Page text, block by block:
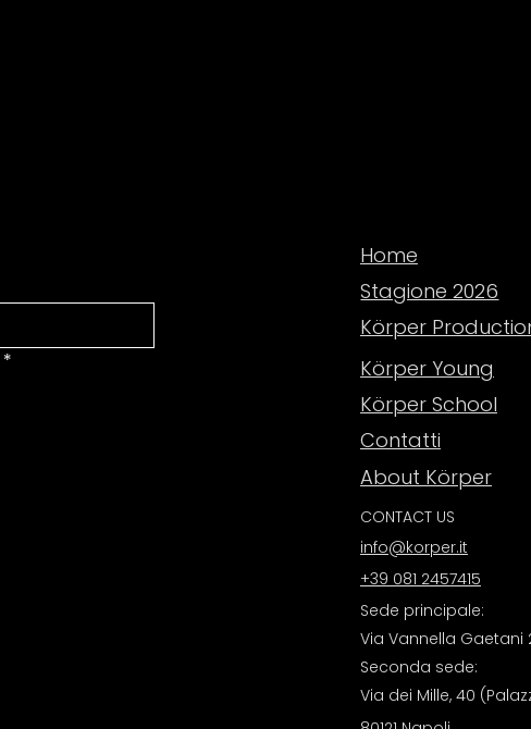
*
Home
Stagione 2026
Körper
Körper Young
Körper School
Contatti
About Körper
CONTACT US
info@korper.it
+39 081 2457415
Sede principale:
Via Vannella Gaetani
Seconda sede:
Via dei Mille, 40